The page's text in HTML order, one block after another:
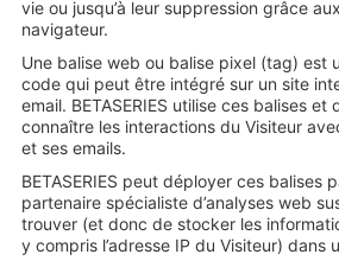
vie ou jusqu’à leur suppression grâce
navigateur.
Une balise web ou balise pixel (tag) est
code qui peut être intégré sur un site
email. BETASERIES utilise ces balises et
connaître les interactions du Visiteur
et ses emails.
BETASERIES peut déployer ces balises
partenaire spécialiste d’analyses web
trouver (et donc de stocker les
y compris l’adresse IP du Visiteur) dans